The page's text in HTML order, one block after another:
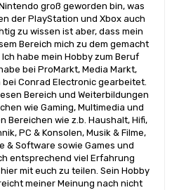
groß geworden bin, was
der PlayStation und Xbox auch
zu wissen ist aber, dass mein
Bereich mich zu dem gemacht
habe mein Hobby zum Beruf
bei ProMarkt, Media Markt,
Conrad Electronic gearbeitet.
Bereich und Weiterbildungen
wie Gaming, Multimedia und
Bereichen wie z.b. Haushalt, Hifi,
PC & Konsolen, Musik & Filme,
& Software sowie Games und
entsprechend viel Erfahrung
mit euch zu teilen. Sein Hobby
meiner Meinung nach nicht